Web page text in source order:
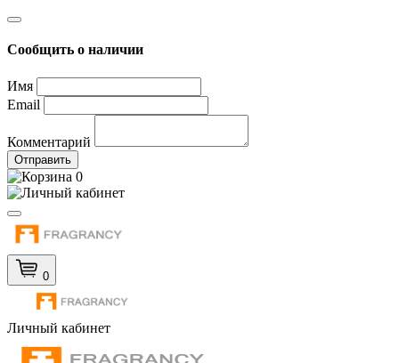
Сообщить о наличии
Имя
Email
Комментарий
Отправить
0
0
Личный кабинет